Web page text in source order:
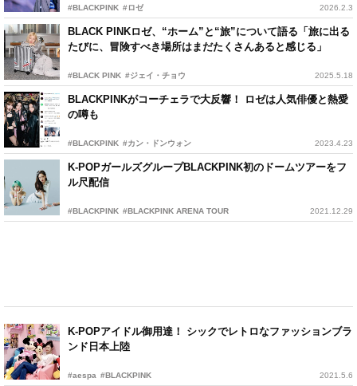
#BLACKPINK #ロゼ 2026.2.3
BLACK PINKロゼ、“ホーム”と“旅”について語る「旅に出る
たびに、冒険すべき場所はまだたくさんあると感じる」
#BLACK PINK #ジェイ・チョウ 2025.5.18
BLACKPINKがコーチェラで大反響！ ロゼは人気俳優と熱愛
の噂も
#BLACKPINK #カン・ドンウォン 2023.4.23
K-POPガールズグループBLACKPINK初のドームツアーをフ
ル尺配信
#BLACKPINK #BLACKPINK ARENA TOUR 2021.12.29
K-POPアイドル御用達！ シックでレトロなファッションブラ
ンド日本上陸
#aespa #BLACKPINK 2021.5.6